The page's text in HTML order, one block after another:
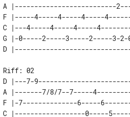
A
F |-----4-----4-----4-----
C |---4-----4-----4-----
G |-0-----2-----3-----2-----
D |---7-
A |-------7/8/7--7-----
F |-7--------------6-----
C |------------------0-----